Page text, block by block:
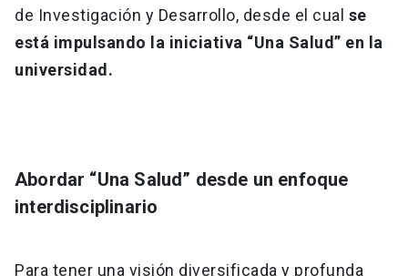
de Investigación y Desarrollo, desde el cual se
está impulsando la iniciativa “Una Salud” en la
universidad.
Abordar “Una Salud” desde un enfoque
interdisciplinario
Para tener una visión diversificada y profunda